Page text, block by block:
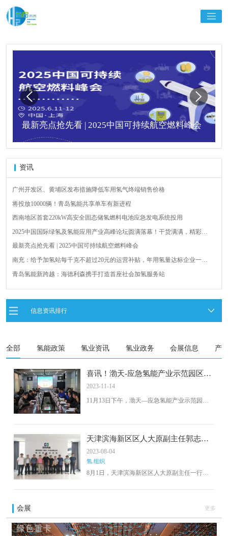
最新亮点抢先看 | 2025中国可持续航空燃料峰会
资讯
广州开发区、黄埔区发布措施降低车用氢气终端销售价格
将投放10000辆！青岛氢能共享单车有新进程
西南地区首套220kW高安全固态储氢燃料电池应急发电系统投用
2025中国国际绿氢及氢能应用产业高峰论坛圆满落幕！干货满满，精彩瞬
间不容错过！
最新亮点抢先看 | 2025中国可持续航空燃料峰会
南充：给予加氢站每千克不超过20元的运营补贴，年用氢量达标企业一次
青岛氢能新跨越：海德利森携手打造首座社会加氢服务站
全球首台套！240吨氢能矿用刚性自卸车联合开发协议签署暨项目阶段开发
荷兰氢能产业联盟到访天德工业装备，与市区相关领导就威海文登区氢能
信息资讯排行
全部 氢能政策 氢业资讯 氢业政务 会展信息 产
喜讯！渤天-应急氢能产业示范园区项
目签约落户
2023-11-14
11月13日下午，渤天—应急氢能产业示范园区
天津滨海新区区人大原副主任郭志寅
一行来访国科绿氢调研交流
2023-08-04
氢.组织
8月1日，天津滨海新区区人大原副主任一行来
业董事赵强、企业总经理李久广接待，并展开
聚焦于双碳目标，主要研究非贵金属铠甲催化
剂及相关技术，开发大规模稳定高效的电解水
制氢设备。国科绿氢总经理李久广表示，在双
会展 更多